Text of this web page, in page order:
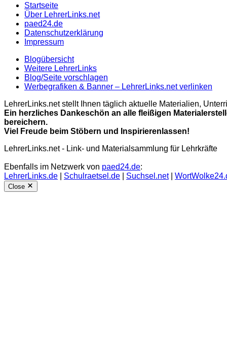
Startseite
Über LehrerLinks.net
paed24.de
Datenschutzerklärung
Impressum
Blogübersicht
Weitere LehrerLinks
Blog/Seite vorschlagen
Werbegrafiken & Banner – LehrerLinks.net verlinken
LehrerLinks.net stellt Ihnen täglich aktuelle Materialien,
Ein herzliches Dankeschön an alle fleißigen
bereichern.
Viel Freude beim Stöbern und Inspirierenlassen!
LehrerLinks.net - Link- und Materialsammlung für Lehrkräfte
Ebenfalls im Netzwerk von paed24.de:
LehrerLinks.de
Schulraetsel.de Suchsel.net|
Close